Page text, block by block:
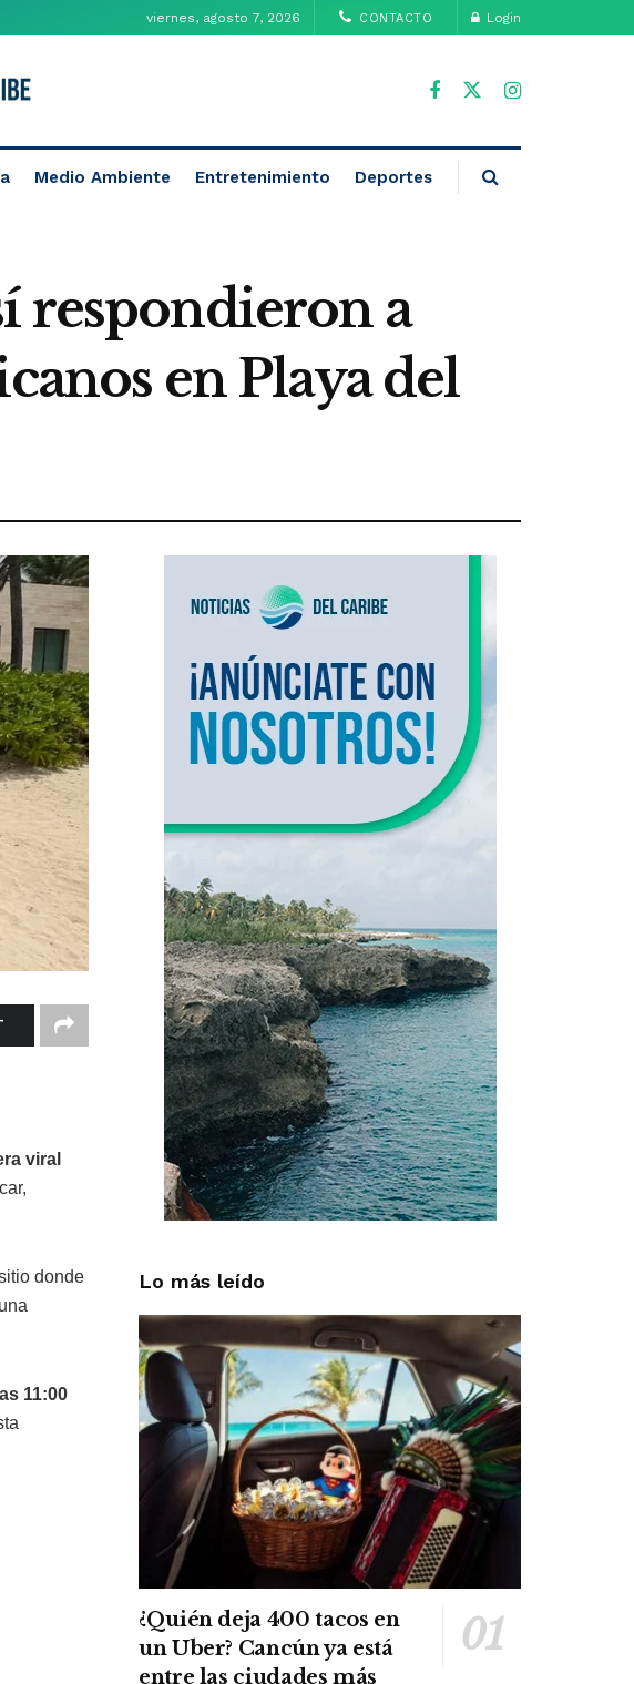
viernes, agosto 7, 2026 CONTACTO Login
Medio Ambiente Entretenimiento Deportes
respondieron a
en Playa del
viral
donde
11:00
Lo más leído
¿Quién deja 400 tacos en
un Uber? Cancún ya está
entre las ciudades más